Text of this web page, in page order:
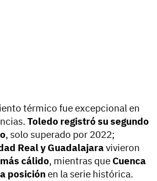
térmico fue excepcional en
Toledo registró su segundo
, solo superado por 2022;
Real y Guadalajaravivieron
cálido, mientras que Cuenca
posición en la serie histórica.